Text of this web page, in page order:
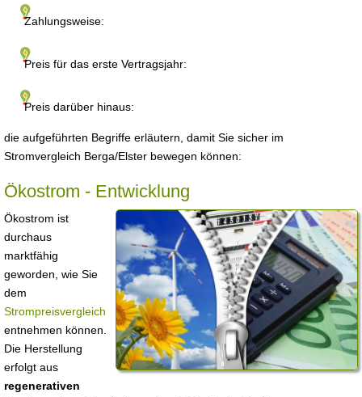
Zahlungsweise:
Preis für das erste Vertragsjahr:
Preis darüber hinaus:
die aufgeführten Begriffe erläutern, damit Sie sicher im
Stromvergleich Berga/Elster bewegen können:
Ökostrom - Entwicklung
Ökostrom ist
durchaus
marktfähig
geworden, wie Sie
dem
Strompreisvergleich
entnehmen können.
Die Herstellung
erfolgt aus
regenerativen